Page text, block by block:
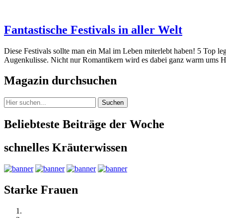
Fantastische Festivals in aller Welt
Diese Festivals sollte man ein Mal im Leben miterlebt haben! 5 Top
Augenkulisse. Nicht nur Romantikern wird es dabei ganz warm ums
Magazin durchsuchen
Suchen
Beliebteste Beiträge der Woche
schnelles Kräuterwissen
Starke Frauen